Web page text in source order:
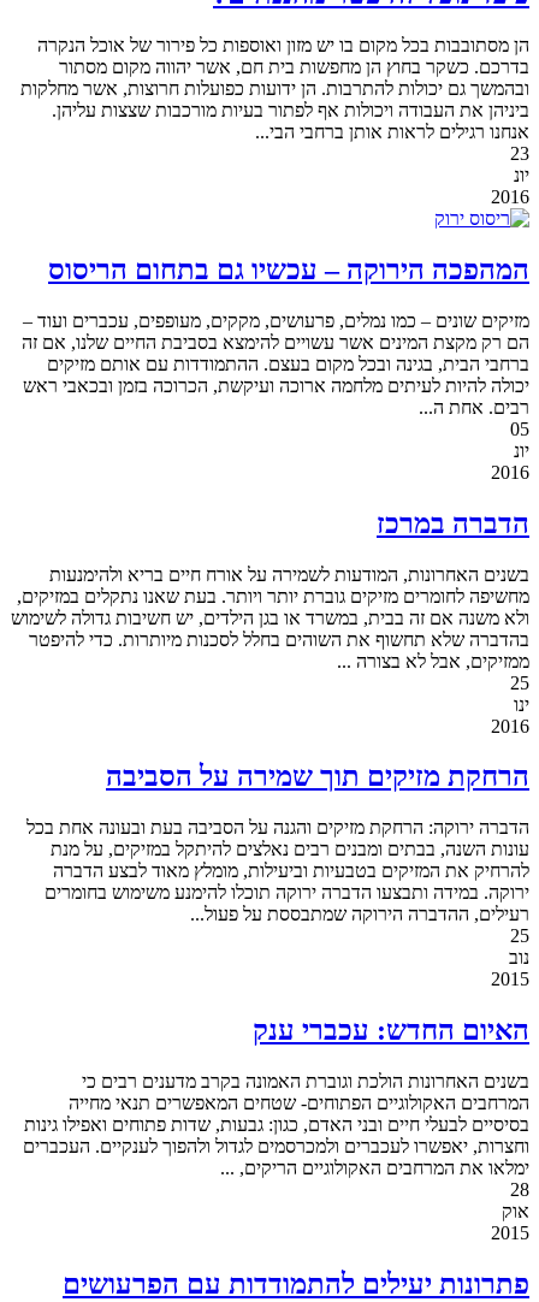
הן מסתובבות בכל מקום בו יש מזון ואוספות כל פירור של אוכל הנקרה
בדרכם. כשקר בחוץ הן מחפשות בית חם, אשר יהווה מקום מסתור
ובהמשך גם יכולות להתרבות. הן ידועות כפועלות חרוצות, אשר מחלקות
ביניהן את העבודה ויכולות אף לפתור בעיות מורכבות שצצות עליהן.
אנחנו רגילים לראות אותן ברחבי הבי...
23
יונ
2016
המהפכה הירוקה – עכשיו גם בתחום הריסוס
מזיקים שונים – כמו נמלים, פרעושים, מקקים, מעופפים, עכברים ועוד –
הם רק מקצת המינים אשר עשויים להימצא בסביבת החיים שלנו, אם זה
ברחבי הבית, בגינה ובכל מקום בעצם. ההתמודדות עם אותם מזיקים
יכולה להיות לעיתים מלחמה ארוכה ועיקשת, הכרוכה בזמן ובכאבי ראש
רבים. אחת ה...
05
יונ
2016
הדברה במרכז
בשנים האחרונות, המודעות לשמירה על אורח חיים בריא ולהימנעות
מחשיפה לחומרים מזיקים גוברת יותר ויותר. בעת שאנו נתקלים במזיקים,
ולא משנה אם זה בבית, במשרד או בגן הילדים, יש חשיבות גדולה לשימוש
בהדברה שלא תחשוף את השוהים בחלל לסכנות מיותרות. כדי להיפטר
ממזיקים, אבל לא בצורה ...
25
ינו
2016
הרחקת מזיקים תוך שמירה על הסביבה
הדברה ירוקה: הרחקת מזיקים והגנה על הסביבה בעת ובעונה אחת בכל
עונות השנה, בבתים ומבנים רבים נאלצים להיתקל במזיקים, על מנת
להרחיק את המזיקים בטבעיות וביעילות, מומלץ מאוד לבצע הדברה
ירוקה. במידה ותבצעו הדברה ירוקה תוכלו להימנע משימוש בחומרים
רעילים, ההדברה הירוקה שמתבססת על פעול...
25
נוב
2015
האיום החדש: עכברי ענק
בשנים האחרונות הולכת וגוברת האמונה בקרב מדענים רבים כי
המרחבים האקולוגיים הפתוחים- שטחים המאפשרים תנאי מחייה
בסיסיים לבעלי חיים ובני האדם, כגון: גבעות, שדות פתוחים ואפילו גינות
וחצרות, יאפשרו לעכברים ולמכרסמים לגדול ולהפוך לענקיים. העכברים
ימלאו את המרחבים האקולוגיים הריקים, ...
28
אוק
2015
פתרונות יעילים להתמודדות עם הפרעושים